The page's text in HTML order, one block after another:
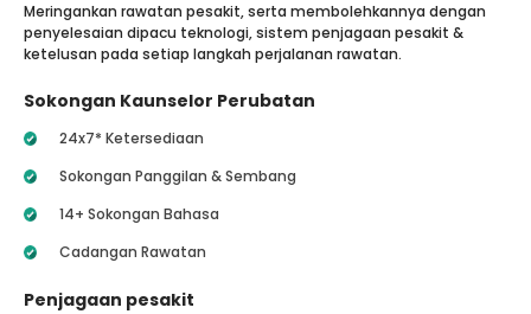
Meringankan rawatan pesakit, serta membolehkannya dengan
penyelesaian dipacu teknologi, sistem penjagaan pesakit &
ketelusan pada setiap langkah perjalanan rawatan.
Sokongan Kaunselor Perubatan
24x7* Ketersediaan
Sokongan Panggilan & Sembang
14+ Sokongan Bahasa
Cadangan Rawatan
Penjagaan pesakit